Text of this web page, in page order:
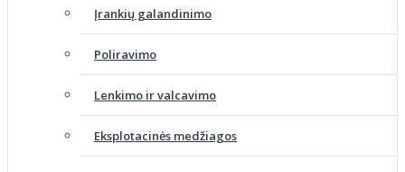
Įrankių galandinimo
Poliravimo
Lenkimo ir valcavimo
Eksplotacinės medžiagos